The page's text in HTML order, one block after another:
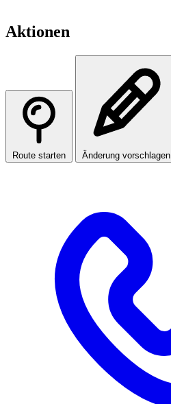
Aktionen
Route starten Änderung vorschlagen